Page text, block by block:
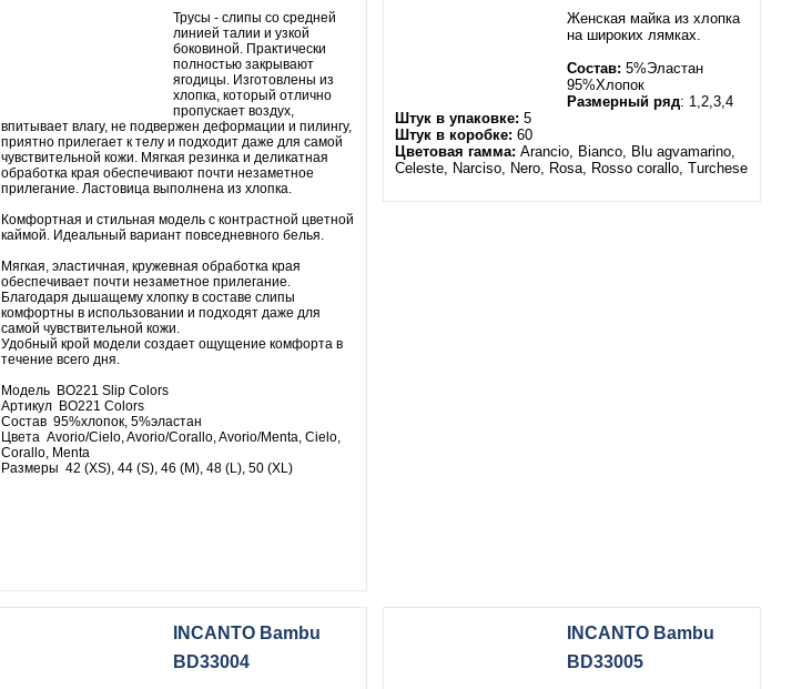
Трусы - слипы со средней
линией талии и узкой
боковиной. Практически
полностью закрывают
ягодицы. Изготовлены из
хлопка, который отлично
пропускает воздух,
впитывает влагу, не подвержен деформации и пилингу,
приятно прилегает к телу и подходит даже для самой
чувствительной кожи. Мягкая резинка и деликатная
обработка края обеспечивают почти незаметное
прилегание. Ластовица выполнена из хлопка.
Комфортная и стильная модель с контрастной цветной
каймой. Идеальный вариант повседневного белья.
Мягкая, эластичная, кружевная обработка края
обеспечивает почти незаметное прилегание.
Благодаря дышащему хлопку в составе слипы
комфортны в использовании и подходят даже для
самой чувствительной кожи.
Удобный крой модели создает ощущение комфорта в
течение всего дня.
Модель BO221 Slip Colors
Артикул BO221 Colors
Состав 95%хлопок, 5%эластан
Цвета Avorio/Cielo, Avorio/Corallo, Avorio/Menta, Cielo,
Corallo, Menta
Размеры 42 (XS), 44 (S), 46 (M), 48 (L), 50 (XL)
Женская майка из хлопка
на широких лямках.
Состав: 5%Эластан
95%Хлопок
Размерный ряд: 1,2,3,4
Штук в упаковке: 5
Штук в коробке: 60
Цветовая гамма: Arancio, Bianco, Blu agvamarino,
Celeste, Narciso, Nero, Rosa, Rosso corallo, Turchese
INCANTO Bambu
BD33004
INCANTO Bambu
BD33005